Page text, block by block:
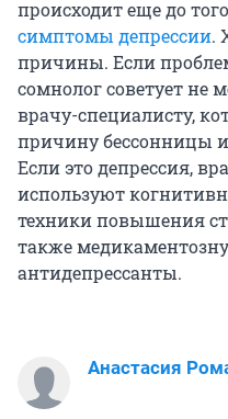
происходит еще до
симптомы депрессии.
причины. Если
сомнолог советует не
врачу-специалисту,
причину бессонницы
Если это депрессия,
используют
техники повышения
также
антидепрессанты.
Анастасия